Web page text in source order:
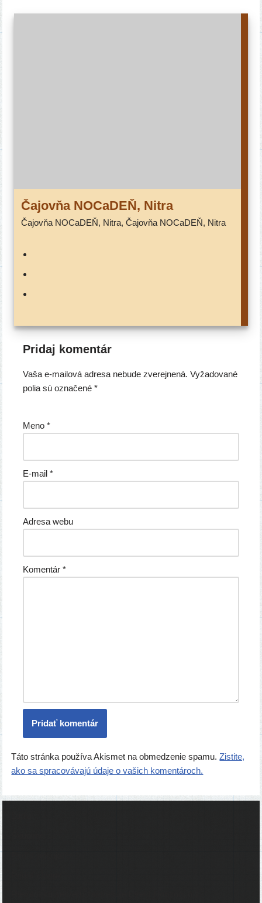
Čajovňa NOCaDEŇ, Nitra
Čajovňa NOCaDEŇ, Nitra, Čajovňa NOCaDEŇ, Nitra
Pridaj komentár
Vaša e-mailová adresa nebude zverejnená. Vyžadované
polia sú označené*
Meno*
E-mail*
Adresa webu
Komentár*
Táto stránka používa Akismet na obmedzenie spamu.Zistite,
ako sa spracovávajú údaje o vašich komentároch.